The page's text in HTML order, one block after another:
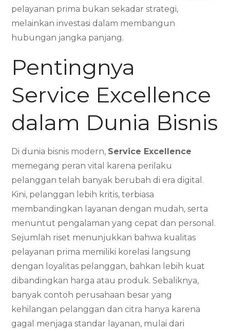
pelayanan prima bukan sekadar strategi,
melainkan investasi dalam membangun
hubungan jangka panjang.
Pentingnya
Service Excellence
dalam Dunia Bisnis
Di dunia bisnis modern, Service Excellence
memegang peran vital karena perilaku
pelanggan telah banyak berubah di era digital.
Kini, pelanggan lebih kritis, terbiasa
membandingkan layanan dengan mudah, serta
menuntut pengalaman yang cepat dan personal.
Sejumlah riset menunjukkan bahwa kualitas
pelayanan prima memiliki korelasi langsung
dengan loyalitas pelanggan, bahkan lebih kuat
dibandingkan harga atau produk. Sebaliknya,
banyak contoh perusahaan besar yang
kehilangan pelanggan dan citra hanya karena
gagal menjaga standar layanan, mulai dari